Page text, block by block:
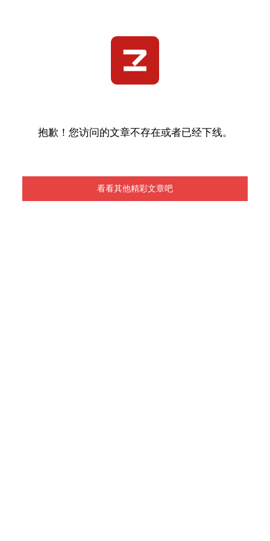
抱歉！您访问的文章不存在或者已经下线。
看看其他精彩文章吧